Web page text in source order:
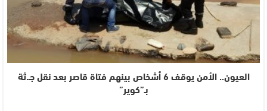
العيون.. الأمن يوقف 6 أشخاص بينهم فتاة قاصر بعد نقل جـ.ثة
بـ”كوير”